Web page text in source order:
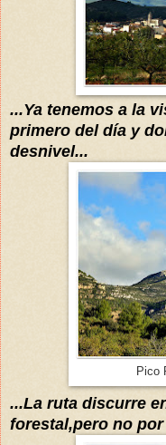
...Ya tenemos a la
primero del día y
desnivel...
Pico
...La ruta discurre
forestal,pero no